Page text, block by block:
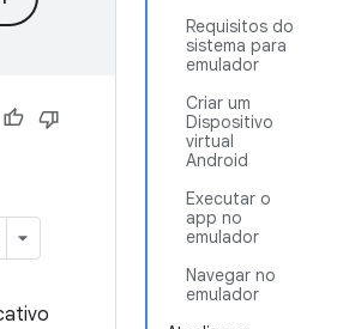
Requisitos do
sistema para
emulador
Criar um
Dispositivo
virtual
Android
Executar o
app no
emulador
Navegar no
emulador